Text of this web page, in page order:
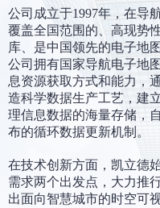
公司成立于1997年，在导
覆盖全国范围的、高现势
库、是中国领先的电子地
公司拥有国家导航电子地
息资源获取方式和能力，
造科学数据生产工艺，建
理信息数据的海量存储，
布的循环数据更新机制。
在技术创新方面，凯立德
需求两个出发点，大力推
出面向智慧城市的时空可